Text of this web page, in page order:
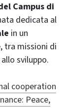
Campus di
dedicata al
in un
tra missioni di
sviluppo.
cooperation
Peace,